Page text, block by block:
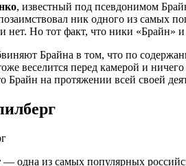
, известный под псевдонимом
ник одного из самых
нет. Но тот факт, что ники «Брайн»
Брайна в том, что по
веселится перед камерой и
Брайн на протяжении всей своей
— одна из самых популярных